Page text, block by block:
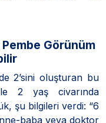
Görünüm
2’sini oluşturan bu
2 yaş civarında
şu bilgileri verdi: “6
baba veya doktor